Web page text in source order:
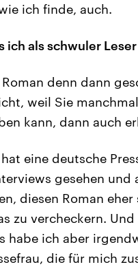
ich finde, auch.
ich als schwuler
denn dann
weil Sie
kann, dann auch
eine deutsche
gesehen
diesen Roman
zu vercheckern.
habe ich aber
die für mich